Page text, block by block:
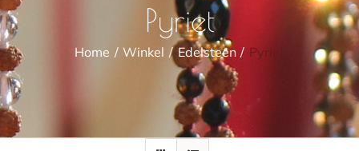
Pyriet
Home Winkel Edelsteen Pyriet